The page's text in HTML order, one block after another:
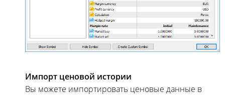
Импорт ценовой истории
Вы можете импортировать ценовые данные в